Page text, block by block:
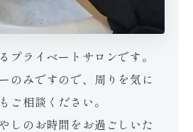
プライベートサロンです。
のみですので、周りを気に
ご相談ください。
しのお時間をお過ごしいた